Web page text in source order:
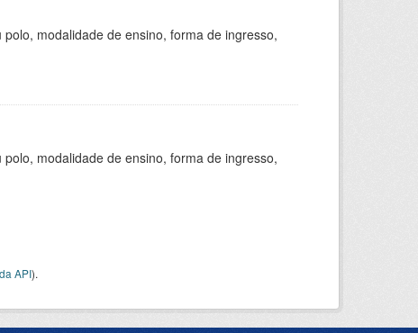
modalidade de ensino, forma de ingresso,
modalidade de ensino, forma de ingresso,
API).